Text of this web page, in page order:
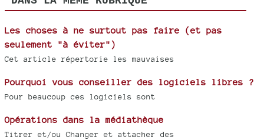
Les choses à ne surtout pas faire (et pas
seulement "à éviter")
Cet article répertorie les mauvaises
Pourquoi vous conseiller des logiciels libres ?
Pour beaucoup ces logiciels sont
Opérations dans la médiathèque
Titrer et/ou Changer et attacher des